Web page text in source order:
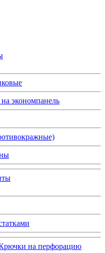
экономпанель
на перфорацию